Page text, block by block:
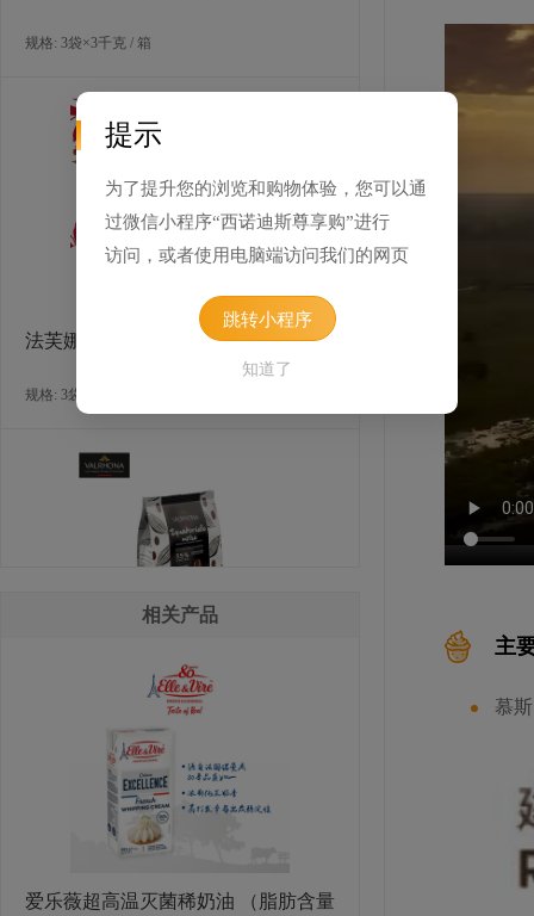
规格: 3袋×3千克 / 箱
法芙娜圭那亚巧克力豆（70％）
规格: 3袋×3千克 / 箱
法芙娜厄瓜多尔巧克力豆（55％）
规格: 3袋×3千克 / 箱
相关产品
爱乐薇超高温灭菌稀奶油 （脂肪含量
主
慕
提示
为了提升您的浏览和购物体验，您可以通
过微信小程序“西诺迪斯尊享购”进行
访问，或者使用电脑端访问我们的网页
跳转小程序
知道了